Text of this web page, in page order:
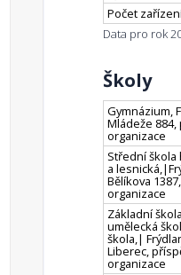
Počet
Data pro rok
Školy
Gymnázium,
Mládeže 884,
organizace
Střední
a
Bělíkova
organizace
Základní
umělecká
škola,|
Liberec,
organizace